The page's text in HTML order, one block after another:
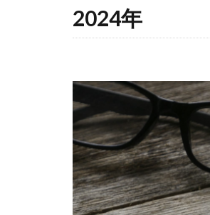
2024年